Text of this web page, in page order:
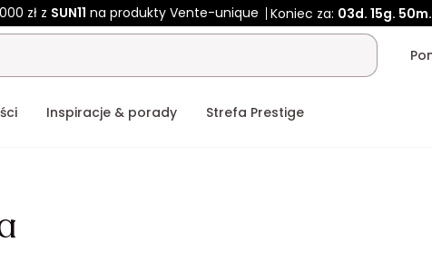
zł z SUN11 na produkty Vente-unique Koniec za: 03d. 15g. 49m.
Inspiracje & porady Strefa Prestige